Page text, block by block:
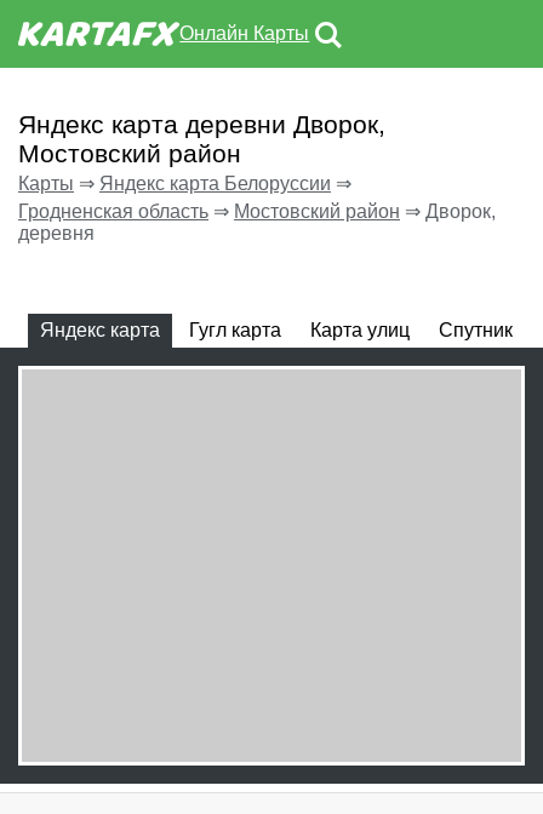
Онлайн Карты
Яндекс карта деревни Дворок,
Мостовский район
Карты ⇒ Яндекс карта Белоруссии ⇒
Гродненская область ⇒ Мостовский район ⇒ Дворок,
деревня
Яндекс карта Гугл карта Карта улиц Спутник